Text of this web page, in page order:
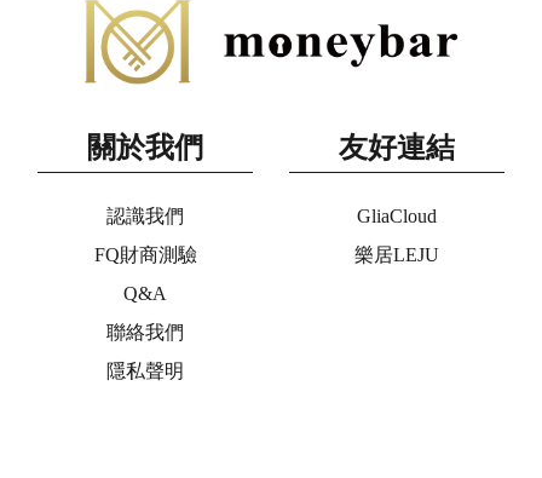
關於我們
認識我們
FQ財商測驗
Q&A
聯絡我們
隱私聲明
友好連結
GliaCloud
樂居LEJU